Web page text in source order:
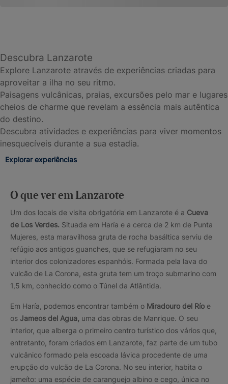
Descubra Lanzarote
Explore Lanzarote através de experiências criadas para
aproveitar a ilha no seu ritmo.
Paisagens vulcânicas, praias, excursões pelo mar e lugares
cheios de charme que revelam a essência mais autêntica
do destino.
Descubra atividades e experiências para viver momentos
inesquecíveis durante a sua estadia.
Explorar experiências
O que ver em Lanzarote
Um dos locais de visita obrigatória em Lanzarote é a Cueva
de Los Verdes. Situada em Haría e a cerca de 2 km de Punta
Mujeres, esta maravilhosa gruta de rocha basáltica serviu de
refúgio aos antigos guanches, que se refugiaram no seu
interior dos colonizadores espanhóis. Formada pela lava do
vulcão de La Corona, esta gruta tem um troço submarino com
1,5 km, conhecido como o Túnel da Atlântida.
Em Haría, podemos encontrar também o Miradouro del Río e
os Jameos del Agua, uma das obras de Manrique. O seu
interior, que alberga o primeiro centro turístico dos vários que,
entretanto, foram criados em Lanzarote, faz parte de um tubo
vulcânico formado pela escoada lávica procedente de uma
erupção do vulcão de La Corona. No seu interior, habita o
jameíto: uma espécie de caranguejo albino e cego, única no